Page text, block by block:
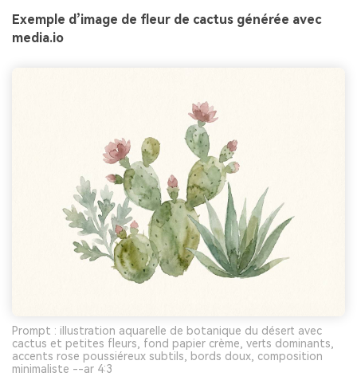
Exemple d’image de fleur de cactus générée avec
media.io
Prompt : illustration aquarelle de botanique du désert avec
cactus et petites fleurs, fond papier crème, verts dominants,
accents rose poussiéreux subtils, bords doux, composition
minimaliste --ar 4:3